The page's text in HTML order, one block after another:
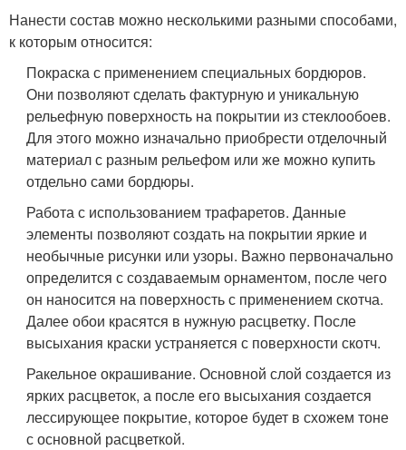
Нанести состав можно несколькими разными способами,
к которым относится:
Покраска с применением специальных бордюров.
Они позволяют сделать фактурную и уникальную
рельефную поверхность на покрытии из стеклообоев.
Для этого можно изначально приобрести отделочный
материал с разным рельефом или же можно купить
отдельно сами бордюры.
Работа с использованием трафаретов. Данные
элементы позволяют создать на покрытии яркие и
необычные рисунки или узоры. Важно первоначально
определится с создаваемым орнаментом, после чего
он наносится на поверхность с применением скотча.
Далее обои красятся в нужную расцветку. После
высыхания краски устраняется с поверхности скотч.
Ракельное окрашивание. Основной слой создается из
ярких расцветок, а после его высыхания создается
лессирующее покрытие, которое будет в схожем тоне
с основной расцветкой.